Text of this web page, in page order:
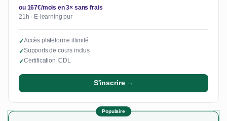
ou 167€/mois en 3× sans frais
21h · E-learning pur
✓Accès plateforme illimité
✓Supports de cours inclus
✓Certification ICDL
S'inscrire →
Populaire